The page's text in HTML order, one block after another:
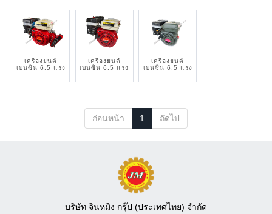
เครื่องยนต์
เบนซิน 6.5 แรง
เครื่องยนต์
เบนซิน 6.5 แรง
เครื่องยนต์
เบนซิน 6.5 แรง
ก่อนหน้า 1 ถัดไป
บริษัท จินหมิง กรุ๊ป (ประเทศไทย) จำกัด